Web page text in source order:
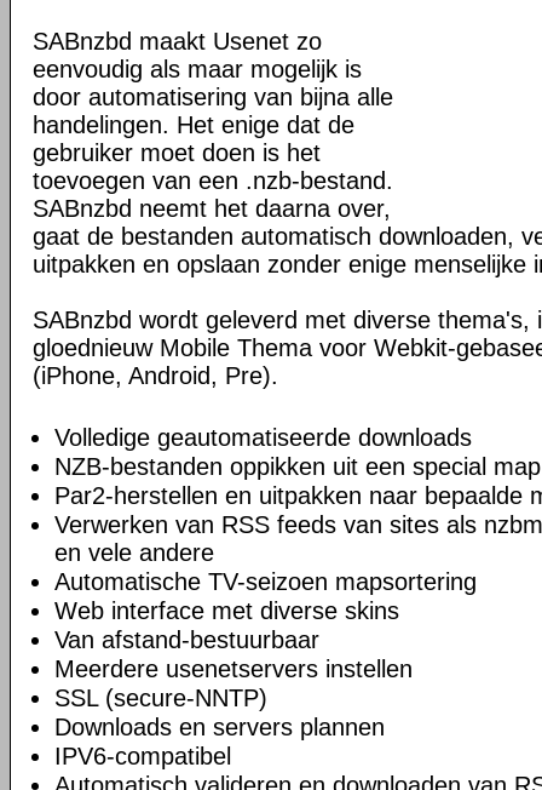
SABnzbd maakt Usenet zo
eenvoudig als maar mogelijk is
door automatisering van bijna alle
handelingen. Het enige dat de
gebruiker moet doen is het
toevoegen van een .nzb-bestand.
SABnzbd neemt het daarna over,
gaat de bestanden automatisch downloaden,
uitpakken en opslaan zonder enige menselijke
SABnzbd wordt geleverd met diverse thema's,
gloednieuw Mobile Thema voor Webkit-
(iPhone, Android, Pre).
Volledige geautomatiseerde downloads
NZB-bestanden oppikken uit een special map
Par2-herstellen en uitpakken naar bepaalde
Verwerken van RSS feeds van sites als
en vele andere
Automatische TV-seizoen mapsortering
Web interface met diverse skins
Van afstand-bestuurbaar
Meerdere usenetservers instellen
SSL (secure-NNTP)
Downloads en servers plannen
IPV6-compatibel